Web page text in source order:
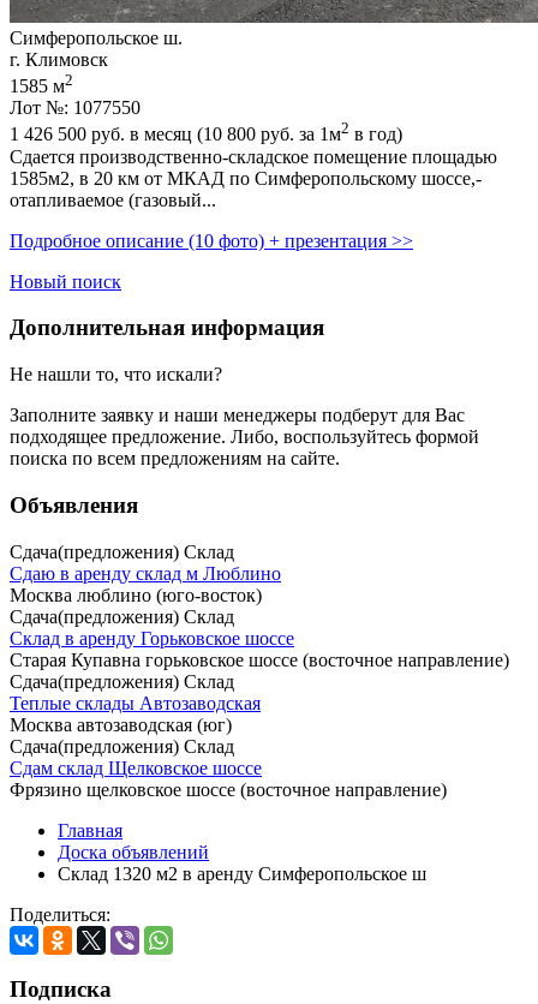
Симферопольское ш.
г. Климовск
1585 м2
Лот №: 1077550
1 426 500 руб. в месяц (10 800 руб. за 1м2 в год)
Сдается производственно-складское помещение площадью
1585м2,­ в 20 км от МКАД по Симферопольскому шоссе,­
отапливаемое (газовый...
Подробное описание (10 фото) + презентация >>
Новый поиск
Дополнительная информация
Не нашли то, что искали?
Заполните заявку и наши менеджеры подберут для Вас
подходящее предложение. Либо, воспользуйтесь формой
поиска по всем предложениям на сайте.
Объявления
Сдача(предложения) Склад
Сдаю в аренду склад м Люблино
Москва люблино (юго-восток)
Сдача(предложения) Склад
Склад в аренду Горьковское шоссе
Старая Купавна горьковское шоссе (восточное направление)
Сдача(предложения) Склад
Теплые склады Автозаводская
Москва автозаводская (юг)
Сдача(предложения) Склад
Сдам склад Щелковское шоссе
Фрязино щелковское шоссе (восточное направление)
Главная
Доска объявлений
Склад 1320 м2 в аренду Симферопольское ш
Поделиться:
Подписка